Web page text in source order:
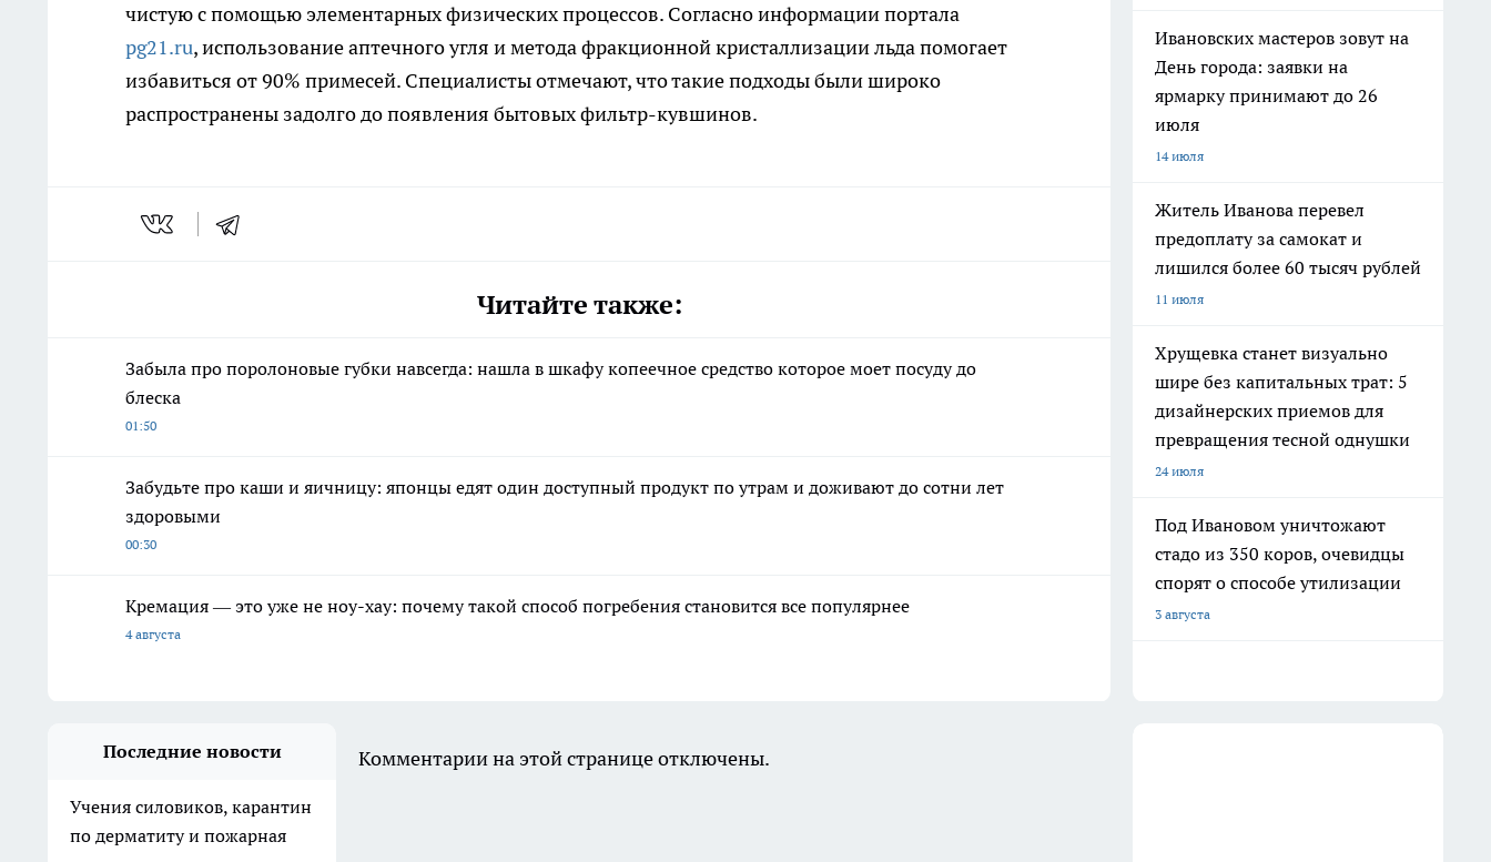
чистую с помощью элементарных физических процессов. Согласно информации портала
pg21.ru, использование аптечного угля и метода фракционной кристаллизации льда помогает
избавиться от 90% примесей. Специалисты отмечают, что такие подходы были широко
распространены задолго до появления бытовых фильтр-кувшинов.
Читайте также:
Забыла про поролоновые губки навсегда: нашла в шкафу копеечное средство которое моет посуду до
блеска
01:50
Забудьте про каши и яичницу: японцы едят один доступный продукт по утрам и доживают до сотни лет
здоровыми
00:30
Кремация — это уже не ноу-хау: почему такой способ погребения становится все популярнее
4 августа
Ивановских мастеров зовут на
День города: заявки на
ярмарку принимают до 26
июля
14 июля
Житель Иванова перевел
предоплату за самокат и
лишился более 60 тысяч рублей
11 июля
Хрущевка станет визуально
шире без капитальных трат: 5
дизайнерских приемов для
превращения тесной однушки
24 июля
Под Ивановом уничтожают
стадо из 350 коров, очевидцы
спорят о способе утилизации
3 августа
Последние новости
Учения силовиков, карантин
по дерматиту и пожарная
Комментарии на этой странице отключены.